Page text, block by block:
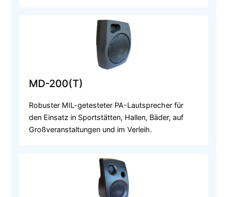
MD-200(T)
Robuster MIL-getesteter PA-Lautsprecher für
den Einsatz in Sportstätten, Hallen, Bäder, auf
Großveranstaltungen und im Verleih.